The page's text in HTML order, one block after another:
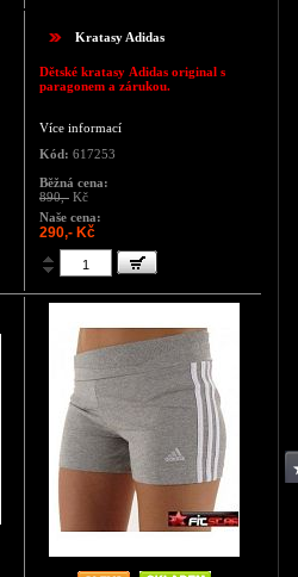
Kratasy Adidas
Dětské kratasy Adidas original s
paragonem a zárukou.
Více informací
Kód: 617253
Běžná cena:
890,- Kč
Naše cena:
290,- Kč